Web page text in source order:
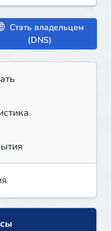
Стать владельцем
(DNS)